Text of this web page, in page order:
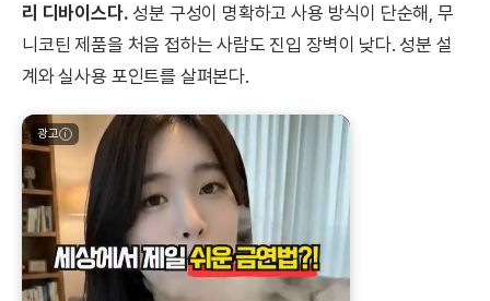
리 디바이스다. 성분 구성이 명확하고 사용 방식이 단순해, 무
니코틴 제품을 처음 접하는 사람도 진입 장벽이 낮다. 성분 설
계와 실사용 포인트를 살펴본다.
광고